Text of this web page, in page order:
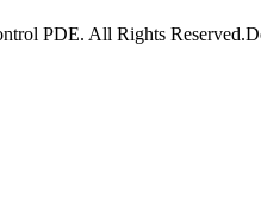
PDE. All Rights Reserved.